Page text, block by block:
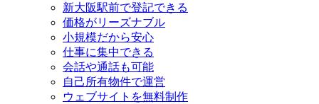
新大阪駅前で登記できる
価格がリーズナブル
小規模だから安心
仕事に集中できる
会話や通話も可能
自己所有物件で運営
ウェブサイトを無料制作